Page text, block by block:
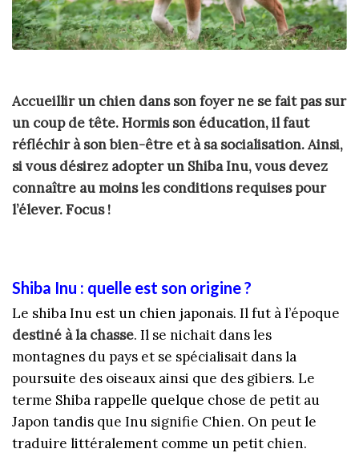
Accueillir un chien dans son foyer ne se fait pas sur
un coup de tête. Hormis son éducation, il faut
réfléchir à son bien-être et à sa socialisation. Ainsi,
si vous désirez adopter un Shiba Inu, vous devez
connaître au moins les conditions requises pour
l’élever. Focus !
Shiba Inu : quelle est son origine ?
Le shiba Inu est un chien japonais. Il fut à l’époque
destiné à la chasse. Il se nichait dans les
montagnes du pays et se spécialisait dans la
poursuite des oiseaux ainsi que des gibiers. Le
terme Shiba rappelle quelque chose de petit au
Japon tandis que Inu signifie Chien. On peut le
traduire littéralement comme un petit chien.